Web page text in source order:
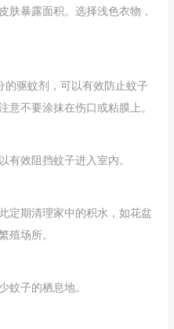
肤暴露面积。选择浅色衣物，
驱蚊剂，可以有效防止蚊子
意不要涂抹在伤口或粘膜上。
有效阻挡蚊子进入室内。
定期清理家中的积水，如花盆
殖场所。
蚊子的栖息地。